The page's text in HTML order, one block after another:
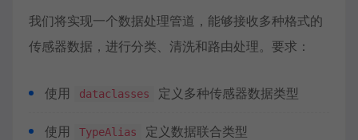
我们将实现一个数据处理管道，能够接收多种格式的
传感器数据，进行分类、清洗和路由处理。要求：
使用 dataclasses 定义多种传感器数据类型
使用 TypeAlias 定义数据联合类型